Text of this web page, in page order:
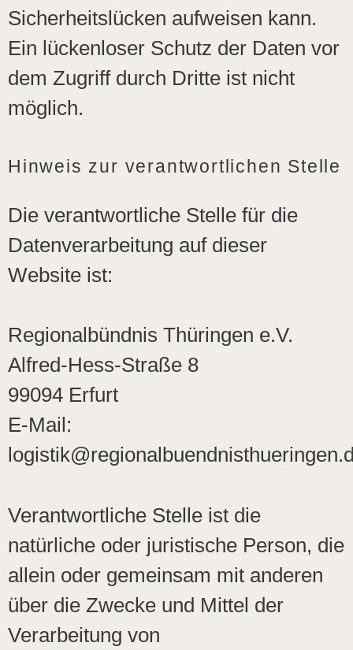
Sicherheitslücken aufweisen kann.
Ein lückenloser Schutz der Daten vor
dem Zugriff durch Dritte ist nicht
möglich.
Hinweis zur verantwortlichen Stelle
Die verantwortliche Stelle für die
Datenverarbeitung auf dieser
Website ist:
Regionalbündnis Thüringen e.V.
Alfred-Hess-Straße 8
99094 Erfurt
E-Mail:
Verantwortliche Stelle ist die
natürliche oder juristische Person, die
allein oder gemeinsam mit anderen
über die Zwecke und Mittel der
Verarbeitung von